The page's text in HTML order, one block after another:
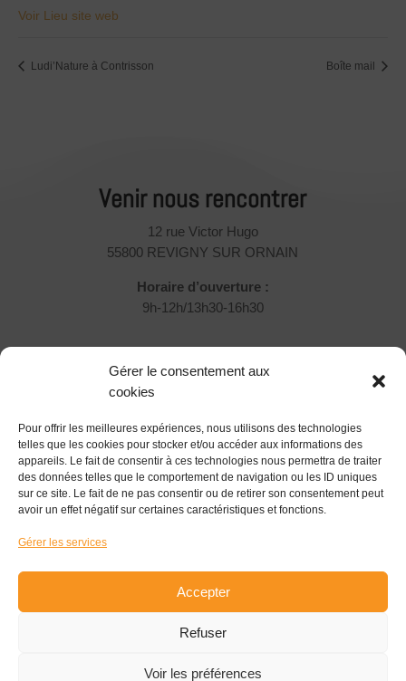
Gérer le consentement aux
cookies
Pour offrir les meilleures expériences, nous utilisons des technologies
telles que les cookies pour stocker et/ou accéder aux informations des
appareils. Le fait de consentir à ces technologies nous permettra de traiter
des données telles que le comportement de navigation ou les ID uniques
sur ce site. Le fait de ne pas consentir ou de retirer son consentement peut
avoir un effet négatif sur certaines caractéristiques et fonctions.
Gérer les services
Accepter
Refuser
Voir les préférences
Voir Lieu site web
Ludi’Nature à Contrisson Boîte mail
Venir nous rencontrer
12 rue Victor Hugo
55800 REVIGNY SUR ORNAIN
Horaire d’ouverture :
9h-12h/13h30-16h30
Rejoignez-nous !
Vous souhaitez nous rejoindre et participer ?
Devenir Associé
Suivez-nous !